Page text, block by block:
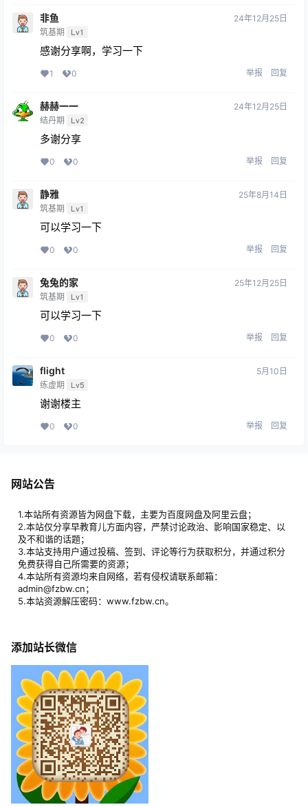
非鱼
筑基期 Lv1
24年12月25日
感谢分享啊，学习一下
1 0 举报 回复
赫赫一一
结丹期 Lv2
24年12月25日
多谢分享
0 0 举报 回复
静雅
筑基期 Lv1
25年8月14日
可以学习一下
0 0 举报 回复
兔兔的家
筑基期 Lv1
25年12月25日
可以学习一下
0 0 举报 回复
flight
练虚期 Lv5
5月10日
谢谢楼主
0 0 举报 回复
网站公告
1.本站所有资源皆为网盘下载，主要为百度网盘及阿里云盘；
2.本站仅分享早教育儿方面内容，严禁讨论政治、影响国家稳定、以
及不和谐的话题；
3.本站支持用户通过投稿、签到、评论等行为获取积分，并通过积分
免费获得自己所需要的资源；
4.本站所有资源均来自网络，若有侵权请联系邮箱：
admin@fzbw.cn；
5.本站资源解压密码：www.fzbw.cn。
添加站长微信